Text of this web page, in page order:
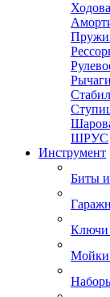
ШРУС
Инструмент
Биты и
Ключи
Мойки